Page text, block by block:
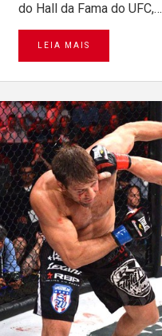
do Hall da Fama do UFC,…
LEIA MAIS